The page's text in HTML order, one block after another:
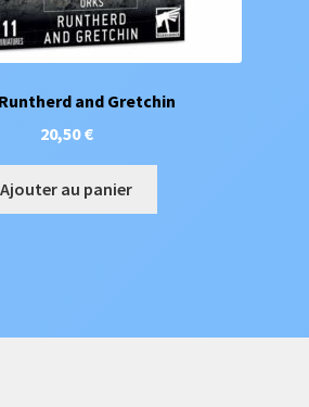
and Gretchin
20,50€
Ajouter au panier